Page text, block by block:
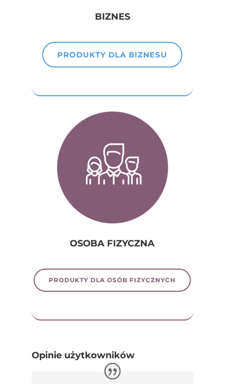
BIZNES
PRODUKTY DLA BIZNESU
OSOBA FIZYCZNA
PRODUKTY DLA OSÓB FIZYCZNYCH
Opinie użytkowników